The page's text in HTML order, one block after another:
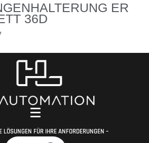
ER
36D
LÖSUNGEN FÜR IHRE ANFORDERUNGEN –